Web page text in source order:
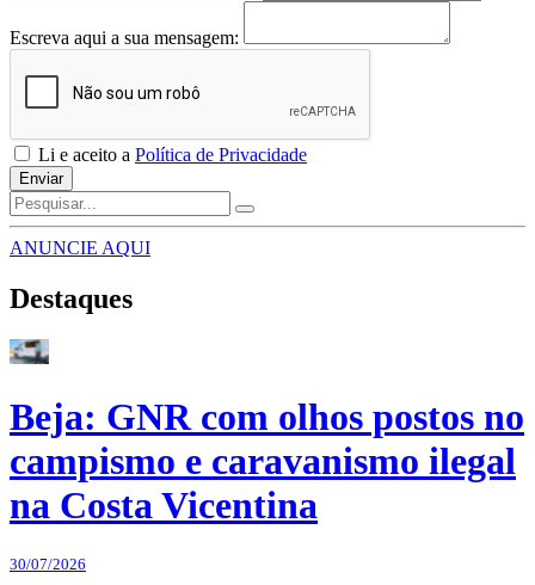
Escreva aqui a sua mensagem:
Li e aceito a Política de Privacidade
Enviar
ANUNCIE AQUI
Destaques
Beja: GNR com olhos postos no
campismo e caravanismo ilegal
na Costa Vicentina
30/07/2026